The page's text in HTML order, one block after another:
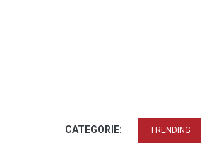
CATEGORIE: TRENDING